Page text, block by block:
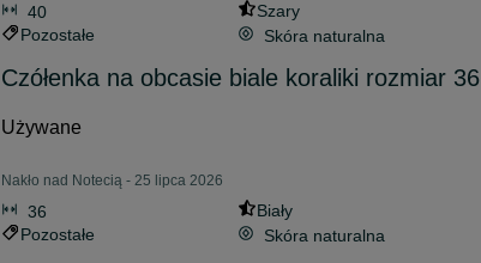
40
Szary
Pozostałe
Skóra naturalna
Czółenka na obcasie biale koraliki rozmiar 36
Używane
Nakło nad Notecią - 25 lipca 2026
36
Biały
Pozostałe
Skóra naturalna